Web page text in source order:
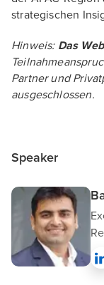
strategischen
Hinweis: Das
Partner und
ausgeschlossen.
Speaker